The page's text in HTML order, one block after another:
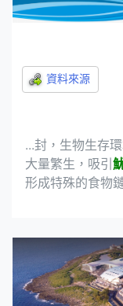
...封，生物生存
大量繁生，吸引
形成特殊的食物